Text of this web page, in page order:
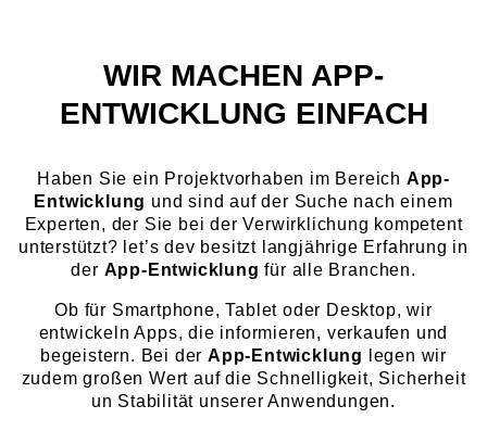
WIR MACHEN APP-
ENTWICKLUNG EINFACH
Haben Sie ein Projektvorhaben im Bereich App-
Entwicklung und sind auf der Suche nach einem
Experten, der Sie bei der Verwirklichung kompetent
unterstützt? let’s dev besitzt langjährige Erfahrung in
der App-Entwicklung für alle Branchen.
Ob für Smartphone, Tablet oder Desktop, wir
entwickeln Apps, die informieren, verkaufen und
begeistern. Bei der App-Entwicklung
legen wir
zudem großen Wert auf die Schnelligkeit, Sicherheit
un Stabilität unserer Anwendungen.